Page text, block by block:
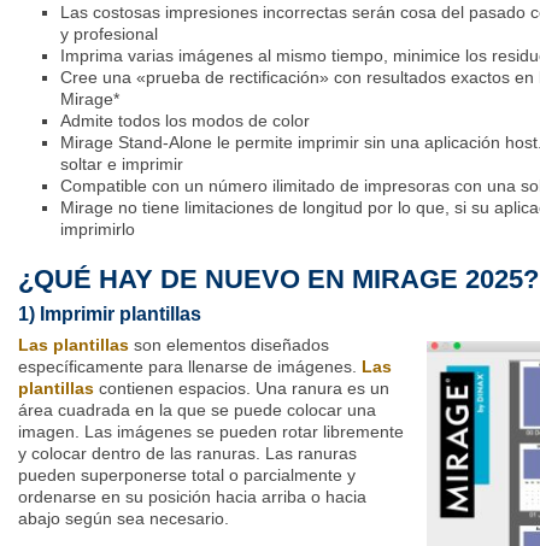
Las costosas impresiones incorrectas serán cosa del pasado
y profesional
Imprima varias imágenes al mismo tiempo, minimice los
Cree una «prueba de rectificación» con resultados exactos
Mirage*
Admite todos los modos de color
Mirage Stand-Alone le permite imprimir sin una aplicación host
soltar e imprimir
Compatible con un número ilimitado de impresoras con una
Mirage no tiene limitaciones de longitud por lo que, si su
imprimirlo
¿QUÉ HAY DE NUEVO EN MIRAGE 2025?
1) Imprimir plantillas
Las plantillas son elementos diseñados
específicamente para llenarse de imágenes. Las
plantillas contienen espacios. Una ranura es un
área cuadrada en la que se puede colocar una
imagen. Las imágenes se pueden rotar libremente
y colocar dentro de las ranuras. Las ranuras
pueden superponerse total o parcialmente y
ordenarse en su posición hacia arriba o hacia
abajo según sea necesario.